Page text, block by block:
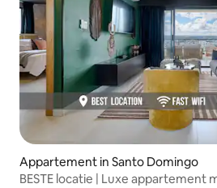
Appartement in Santo Domingo
BESTE locatie | Luxe appartement